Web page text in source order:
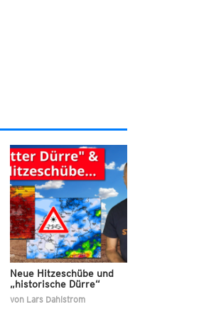
Neue Hitzeschübe und
„historische Dürre“
von Lars Dahlstrom